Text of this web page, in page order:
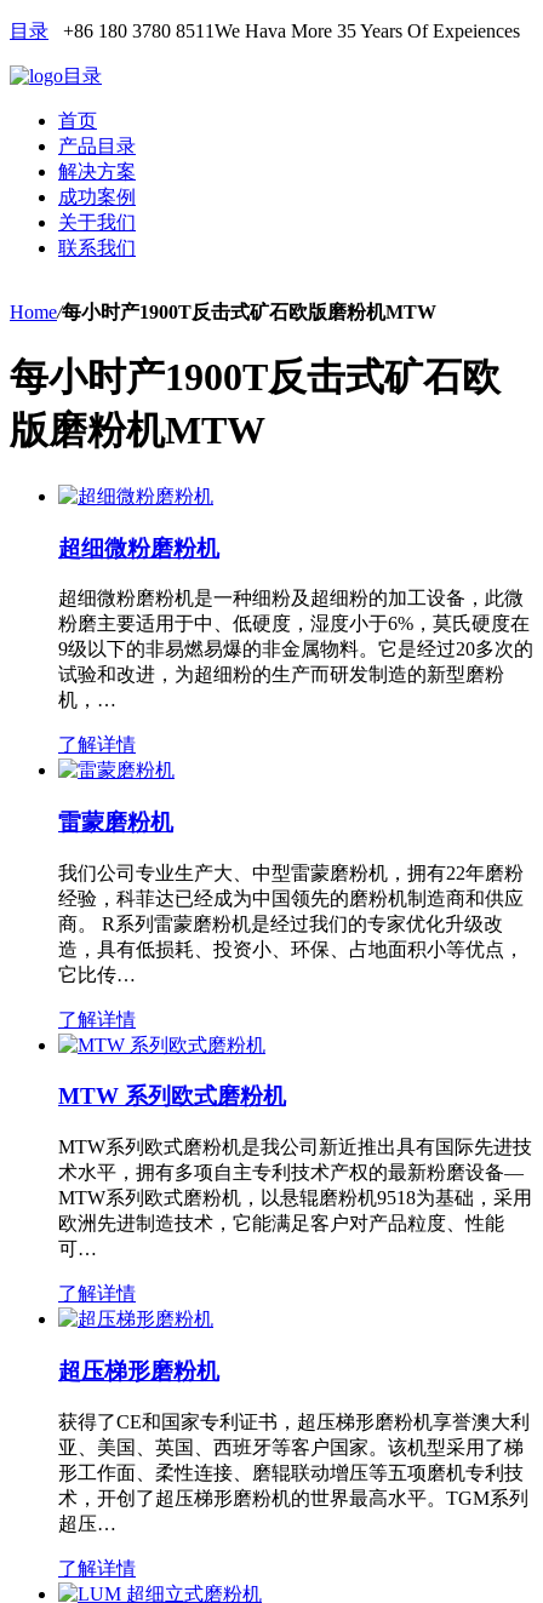
目录 +86 180 3780 8511We Hava More 35 Years Of Expeiences
目录
首页
产品目录
解决方案
成功案例
关于我们
联系我们
Home/每小时产1900T反击式矿石欧版磨粉机MTW
每小时产1900T反击式矿石欧
版磨粉机MTW
超细微粉磨粉机
超细微粉磨粉机是一种细粉及超细粉的加工设备，此微
粉磨主要适用于中、低硬度，湿度小于6%，莫氏硬度在
9级以下的非易燃易爆的非金属物料。它是经过20多次的
试验和改进，为超细粉的生产而研发制造的新型磨粉
机，…
了解详情
雷蒙磨粉机
我们公司专业生产大、中型雷蒙磨粉机，拥有22年磨粉
经验，科菲达已经成为中国领先的磨粉机制造商和供应
商。 R系列雷蒙磨粉机是经过我们的专家优化升级改
造，具有低损耗、投资小、环保、占地面积小等优点，
它比传…
了解详情
MTW 系列欧式磨粉机
MTW系列欧式磨粉机是我公司新近推出具有国际先进技
术水平，拥有多项自主专利技术产权的最新粉磨设备—
MTW系列欧式磨粉机，以悬辊磨粉机9518为基础，采用
欧洲先进制造技术，它能满足客户对产品粒度、性能
可…
了解详情
超压梯形磨粉机
获得了CE和国家专利证书，超压梯形磨粉机享誉澳大利
亚、美国、英国、西班牙等客户国家。该机型采用了梯
形工作面、柔性连接、磨辊联动增压等五项磨机专利技
术，开创了超压梯形磨粉机的世界最高水平。TGM系列
超压…
了解详情